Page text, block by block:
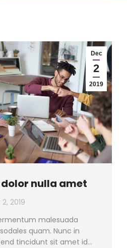
Dec
2
2019
nulla amet
2019
malesuada
quam. Nunc in
tincidunt sit amet id…